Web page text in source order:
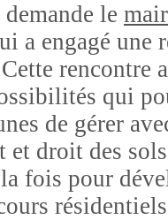
demande le
a engagé une
rencontre
qui
de gérer
et droit des
fois pour